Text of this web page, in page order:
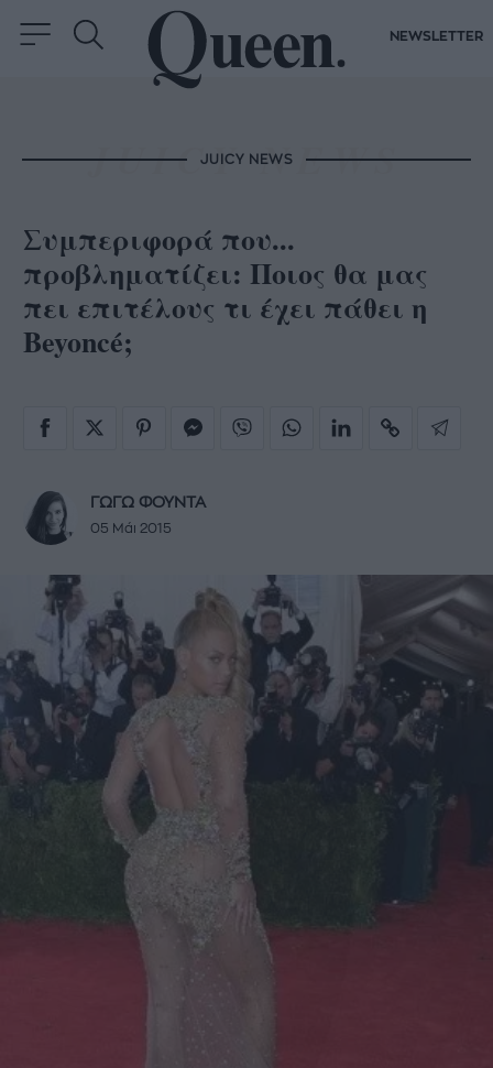
NEWSLETTER
JUICY NEWS
Συμπεριφορά που...
προβληματίζει: Ποιος θα μας
πει επιτέλους τι έχει πάθει η
Beyoncé;
ΓΩΓΩ ΦΟΥΝΤΑ
05 Μάι 2015